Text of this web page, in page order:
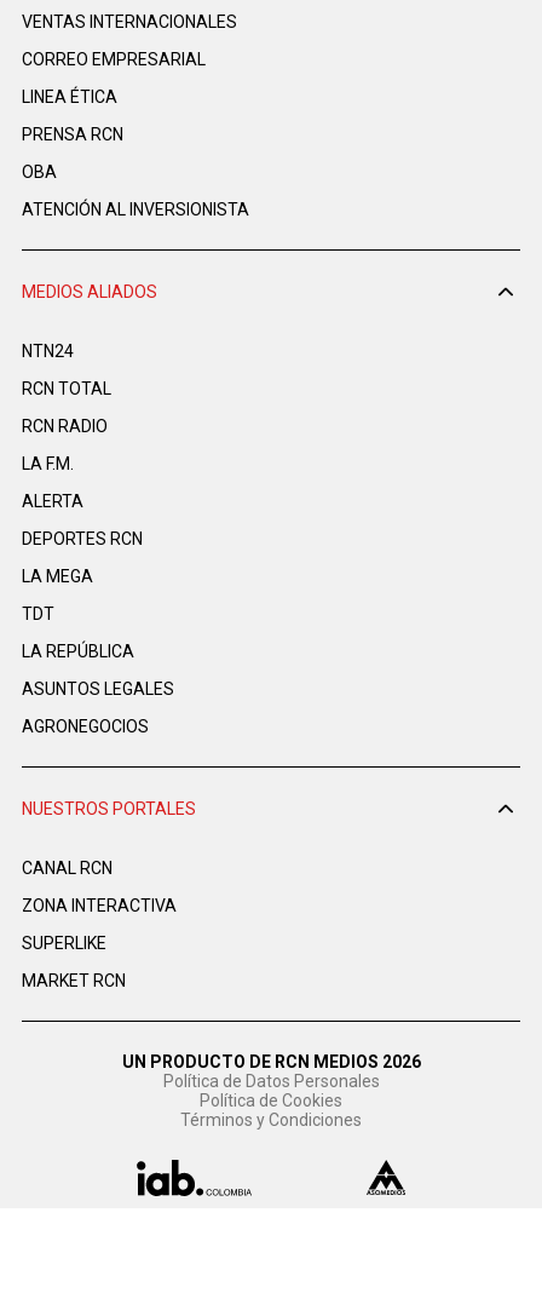
VENTAS INTERNACIONALES
CORREO EMPRESARIAL
LINEA ÉTICA
PRENSA RCN
OBA
ATENCIÓN AL INVERSIONISTA
MEDIOS ALIADOS
NTN24
RCN TOTAL
RCN RADIO
LA F.M.
ALERTA
DEPORTES RCN
LA MEGA
TDT
LA REPÚBLICA
ASUNTOS LEGALES
AGRONEGOCIOS
NUESTROS PORTALES
CANAL RCN
ZONA INTERACTIVA
SUPERLIKE
MARKET RCN
UN PRODUCTO DE RCN MEDIOS 2026
Política de Datos Personales
Política de Cookies
Términos y Condiciones